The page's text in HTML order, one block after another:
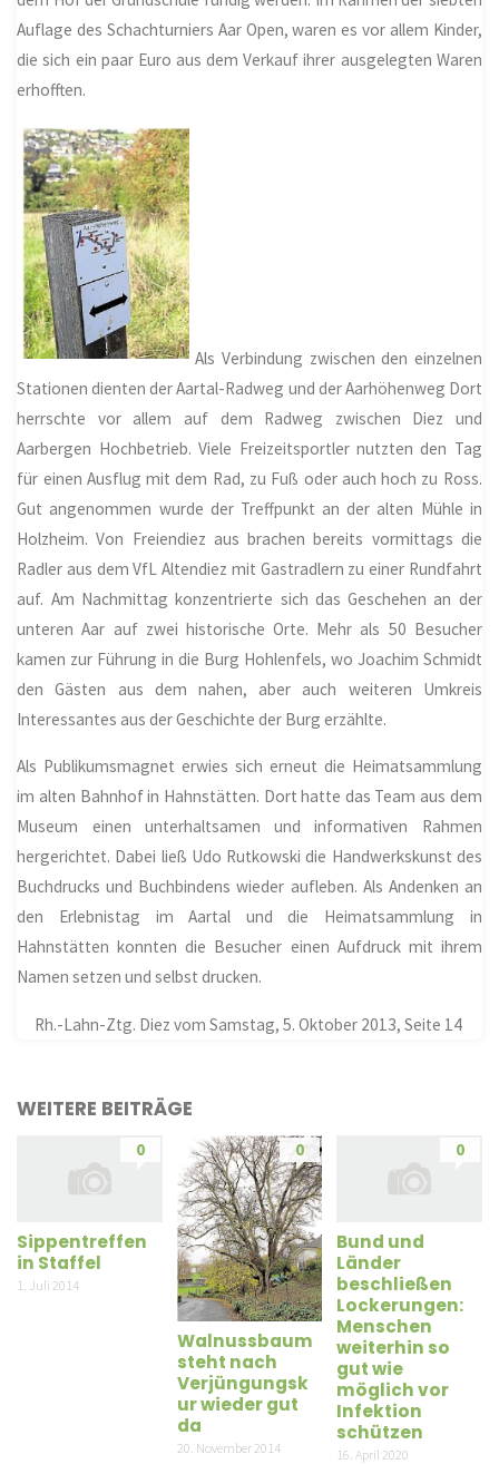
Auflage des Schachturniers Aar Open, waren es vor allem Kinder,
die sich ein paar Euro aus dem Verkauf ihrer ausgelegten Waren
erhofften.
Als Verbindung zwischen den einzelnen
Stationen dienten der Aartal-Radweg und der Aarhöhenweg Dort
herrschte vor allem auf dem Radweg zwischen Diez und
Aarbergen Hochbetrieb. Viele Freizeitsportler nutzten den Tag
für einen Ausflug mit dem Rad, zu Fuß oder auch hoch zu Ross.
Gut angenommen wurde der Treffpunkt an der alten Mühle in
Holzheim. Von Freiendiez aus brachen bereits vormittags die
Radler aus dem VfL Altendiez mit Gastradlern zu einer Rundfahrt
auf. Am Nachmittag konzentrierte sich das Geschehen an der
unteren Aar auf zwei historische Orte. Mehr als 50 Besucher
kamen zur Führung in die Burg Hohlenfels, wo Joachim Schmidt
den Gästen aus dem nahen, aber auch weiteren Umkreis
Interessantes aus der Geschichte der Burg erzählte.
Als Publikumsmagnet erwies sich erneut die Heimatsammlung
im alten Bahnhof in Hahnstätten. Dort hatte das Team aus dem
Museum einen unterhaltsamen und informativen Rahmen
hergerichtet. Dabei ließ Udo Rutkowski die Handwerkskunst des
Buchdrucks und Buchbindens wieder aufleben. Als Andenken an
den Erlebnistag im Aartal und die Heimatsammlung in
Hahnstätten konnten die Besucher einen Aufdruck mit ihrem
Namen setzen und selbst drucken.
Rh.-Lahn-Ztg. Diez vom Samstag, 5. Oktober 2013, Seite 14
WEITERE BEITRÄGE
0
Sippentreffen
in Staffel
1. Juli 2014
0
Walnussbaum
steht nach
Verjüngungsk
ur wieder gut
da
20. November 2014
0
Bund und
Länder
beschließen
Lockerungen:
Menschen
weiterhin so
gut wie
möglich vor
Infektion
schützen
16. April 2020